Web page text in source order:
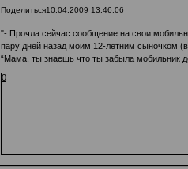
Поделиться10.04.2009 13:46:06
"- Прочла сейчас сообщение на свои
пару дней назад моим 12-летним сыночком
“Мама, ты знаешь что ты забыла мобильник
0